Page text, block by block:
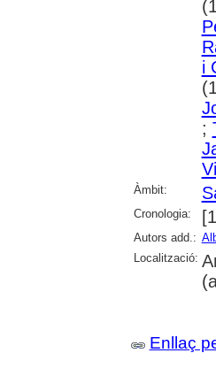
i
;
Àmbit:
Cronologia:
Autors add.:
Localització:
Enllaç